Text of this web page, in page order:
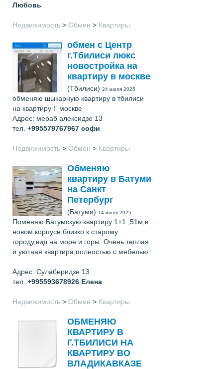
Любовь
Недвижимость > Обмен > Квартиры
обмен с Центр
г.Тбилиси люкс
новостройка на
квартиру в москве
(Тбилиси) 24 июля 2025
обменяю шыкарную квартиру в тбилиси
на квартиру Г москве
Адрес: мераб алексидзе 13
тел. +995579767967 софи
Недвижимость > Обмен > Квартиры
Обменяю
квартиру в Батуми
на Санкт
Петербург
(Батуми) 14 июля 2025
Поменяю Батумскую квартиру 1+1 ,51м,в
новом корпусе,близко к старому
городу,вид на море и горы. Очень теплая
и уютная квартира,полностью с мебелью
Адрес: Сулаберидзе 13
тел. +995593678926 Елена
Недвижимость > Обмен > Квартиры
ОБМЕНЯЮ
КВАРТИРУ В
Г.ТБИЛИСИ НА
КВАРТИРУ ВО
ВЛАДИКАВКАЗЕ